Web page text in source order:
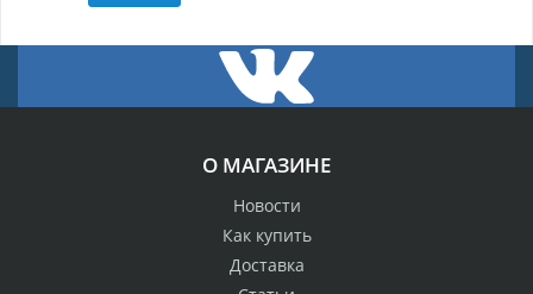
О МАГАЗИНЕ
Новости
Как купить
Доставка